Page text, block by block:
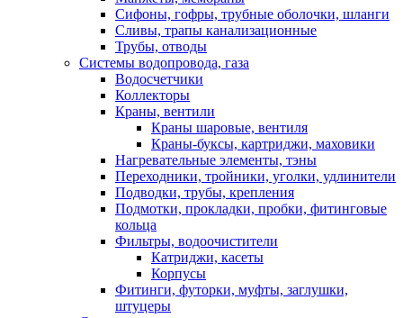
Сифоны, гофры, трубные оболочки, шланги
Сливы, трапы канализационные
Трубы, отводы
Системы водопровода, газа
Водосчетчики
Коллекторы
Краны, вентили
Краны шаровые, вентиля
Краны-буксы, картриджи, маховики
Нагревательные элементы, тэны
Переходники, тройники, уголки, удлинители
Подводки, трубы, крепления
Подмотки, прокладки, пробки, фитинговые
кольца
Фильтры, водоочистители
Катриджи, касеты
Корпусы
Фитинги, футорки, муфты, заглушки,
штуцеры